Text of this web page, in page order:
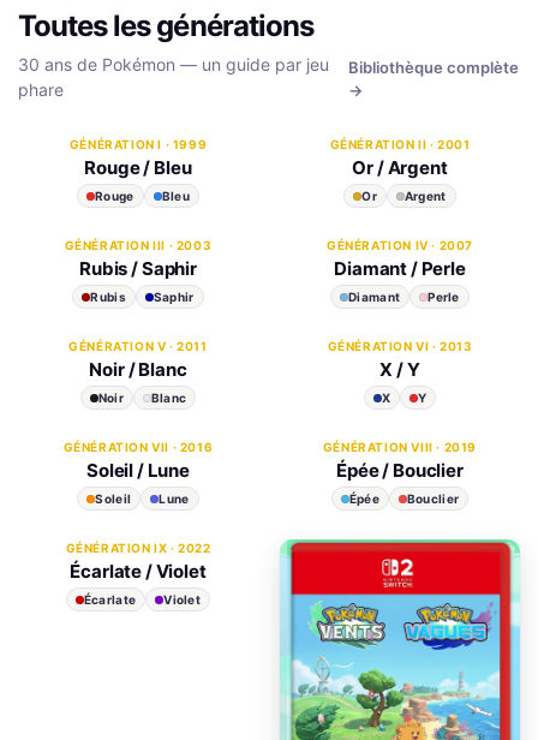
Toutes les générations
30 ans de Pokémon — un guide par jeu
phare
Bibliothèque complète
→
GÉNÉRATION I · 1999
Rouge / Bleu
Rouge Bleu
GÉNÉRATION II · 2001
Or / Argent
Or Argent
GÉNÉRATION III · 2003
Rubis / Saphir
Rubis Saphir
GÉNÉRATION IV · 2007
Diamant / Perle
Diamant Perle
GÉNÉRATION V · 2011
Noir / Blanc
Noir Blanc
GÉNÉRATION VI · 2013
X / Y
X Y
GÉNÉRATION VII · 2016
Soleil / Lune
Soleil Lune
GÉNÉRATION VIII · 2019
Épée / Bouclier
Épée Bouclier
GÉNÉRATION IX · 2022
Écarlate / Violet
Écarlate Violet